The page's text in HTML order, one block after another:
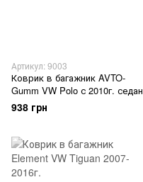
Артикул: 9003
Коврик в багажник AVTO-
Gumm VW Polo с 2010г. седан
938 грн